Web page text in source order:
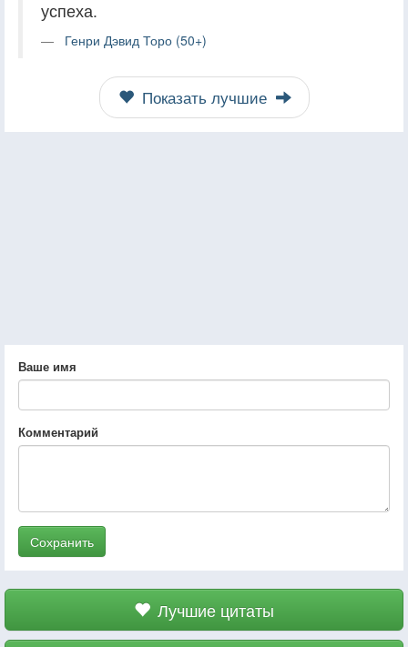
успеха.
Генри Дэвид Торо (50+)
Показать лучшие
Ваше имя
Комментарий
Сохранить
Лучшие цитаты